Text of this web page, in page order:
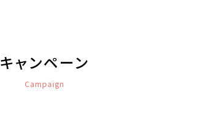
キャンペーン
Campaign